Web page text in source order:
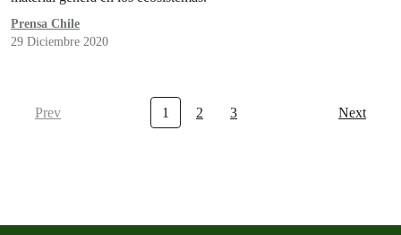
Prensa Chile
29 Diciembre 2020
Prev 1 2 3 Next